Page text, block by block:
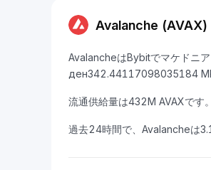
Avalanche (AVAX)
AvalancheはBybitでマケドニ
ден342.44117098035184
流通供給量は432M AVAXです。
過去24時間で、Avalancheは